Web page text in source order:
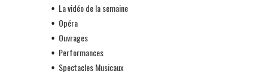
La vidéo de la semaine
Opéra
Ouvrages
Performances
Spectacles Musicaux